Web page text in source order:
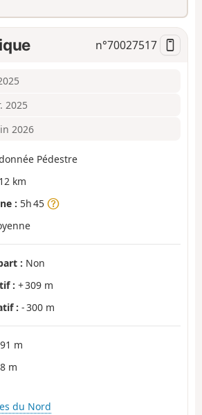
n°70027517
2025
2026
Pédestre
km
: 5h 45
: Non
: + 309 m
: - 300 m
m
m
du Nord